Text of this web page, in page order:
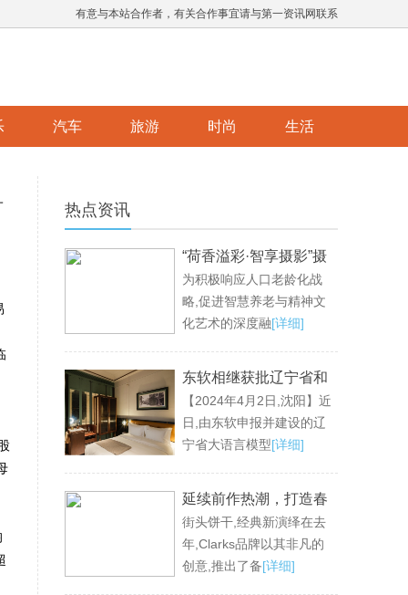
有意与本站合作者，有关合作事宜请与第一资讯网联系
汽车 旅游 时尚 生活
热点资讯
“荷香溢彩·智享摄影”摄
影公益活动成功举办，
共绘老龄生活新画卷
为积极响应人口老龄化战
略,促进智慧养老与精神文
化艺术的深度融[详细]
东软相继获批辽宁省和
沈阳市大语言模型创新
平台
【2024年4月2日,沈阳】近
日,由东软申报并建设的辽
宁省大语言模型[详细]
延续前作热潮，打造春
夏最爱街头 Clarks诚意
推出SS24 Torhill饼干家
族
街头饼干,经典新演绎在去
年,Clarks品牌以其非凡的
创意,推出了备[详细]